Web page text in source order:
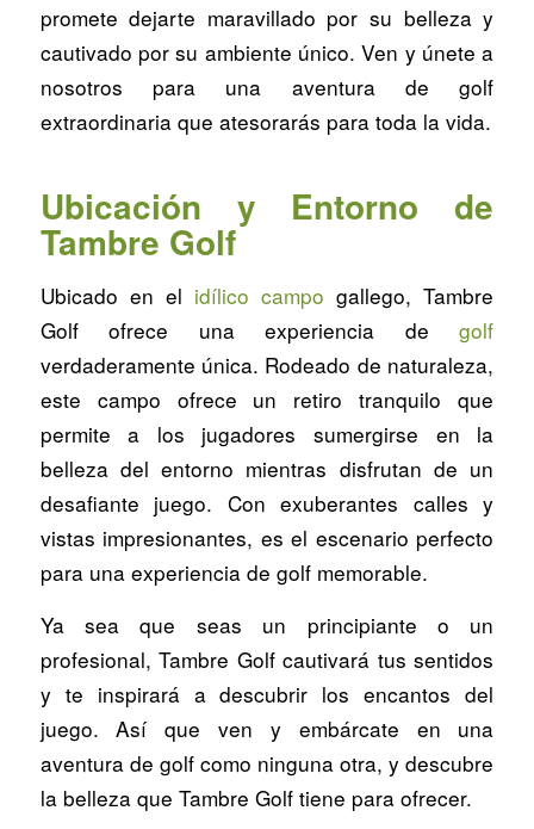
promete dejarte maravillado por su belleza y
cautivado por su ambiente único. Ven y únete a
nosotros para una aventura de golf
extraordinaria que atesorarás para toda la vida.
Ubicación y Entorno de
Tambre Golf
Ubicado en el idílico campo gallego, Tambre
Golf ofrece una experiencia degolf
verdaderamente única. Rodeado de naturaleza,
este campo ofrece un retiro tranquilo que
permite a los jugadores sumergirse en la
belleza del entorno mientras disfrutan de un
desafiante juego. Con exuberantes calles y
vistas impresionantes, es el escenario perfecto
para una experiencia de golf memorable.
Ya sea que seas un principiante o un
profesional, Tambre Golf cautivará tus sentidos
y te inspirará a descubrir los encantos del
juego. Así que ven y embárcate en una
aventura de golf como ninguna otra, y descubre
la belleza que Tambre Golf tiene para ofrecer.